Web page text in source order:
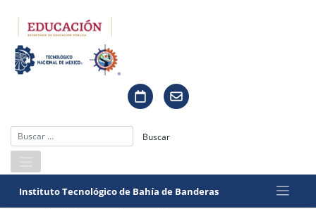
contenido
Instituto Tecnológico de Bahía de Banderas